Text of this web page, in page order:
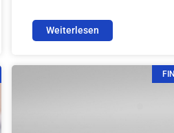
Weiterlesen